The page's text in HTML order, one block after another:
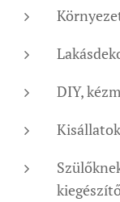
DIY,